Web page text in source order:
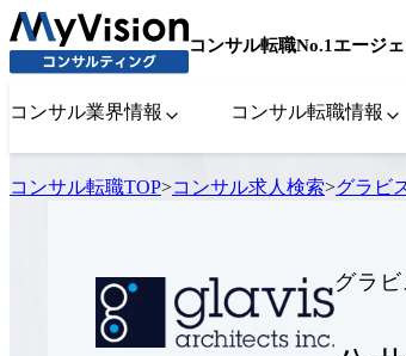
コンサル転職No.1エージェ
コンサル業界情報 コンサル転職情報
コンサル転職TOP>コンサル求人検索>グラビ
グラ